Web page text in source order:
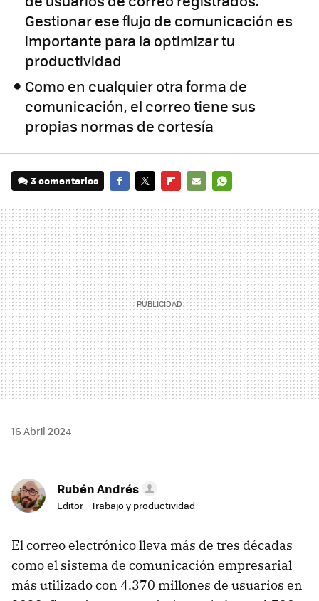
Gestionar ese flujo de comunicación es
importante para la optimizar tu
productividad
Como en cualquier otra forma de
comunicación, el correo tiene sus
propias normas de cortesía
3 comentarios
MAIL
16 Abril 2024
Rubén Andrés
Editor - Trabajo y productividad
El correo electrónico lleva más de tres décadas
como el sistema de comunicación empresarial
más utilizado con 4.370 millones de usuarios en